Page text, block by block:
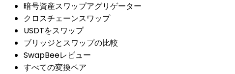
暗号資産スワップアグリゲーター
クロスチェーンスワップ
USDTをスワップ
ブリッジとスワップの比較
SwapBeeレビュー
すべての変換ペア